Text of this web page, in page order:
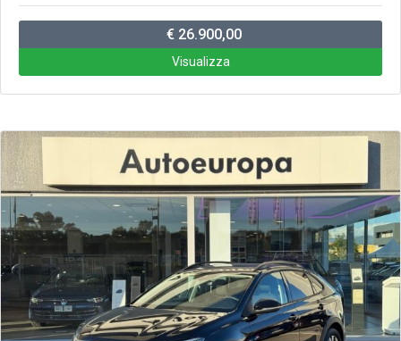
€ 26.900,00
Visualizza